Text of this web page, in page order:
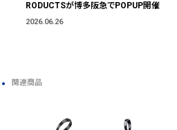
RODUCTSが博多阪急でPOPUP開催
2026.06.26
関連商品